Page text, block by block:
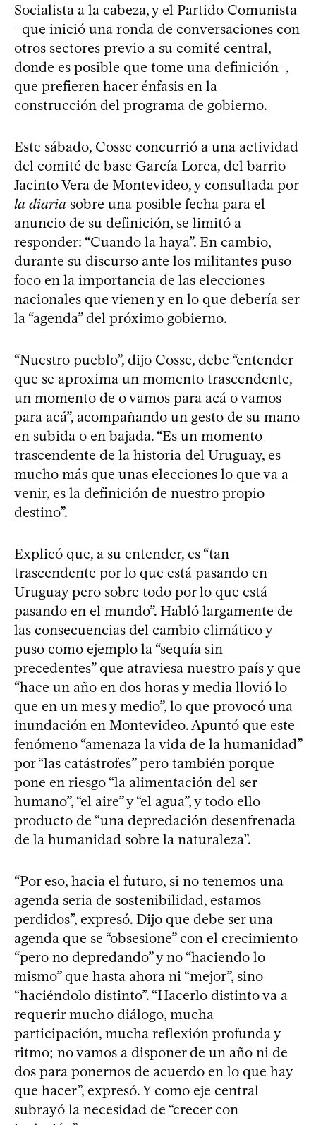
Socialista a la cabeza, y el Partido Comunista
–que inició una ronda de conversaciones con
otros sectores previo a su comité central,
donde es posible que tome una definición–,
que prefieren hacer énfasis en la
construcción del programa de gobierno.
Este sábado, Cosse concurrió a una actividad
del comité de base García Lorca, del barrio
Jacinto Vera de Montevideo, y consultada por
la diaria sobre una posible fecha para el
anuncio de su definición, se limitó a
responder: “Cuando la haya”. En cambio,
durante su discurso ante los militantes puso
foco en la importancia de las elecciones
nacionales que vienen y en lo que debería ser
la “agenda” del próximo gobierno.
“Nuestro pueblo”, dijo Cosse, debe “entender
que se aproxima un momento trascendente,
un momento de o vamos para acá o vamos
para acá”, acompañando un gesto de su mano
en subida o en bajada. “Es un momento
trascendente de la historia del Uruguay, es
mucho más que unas elecciones lo que va a
venir, es la definición de nuestro propio
destino”.
Explicó que, a su entender, es “tan
trascendente por lo que está pasando en
Uruguay pero sobre todo por lo que está
pasando en el mundo”. Habló largamente de
las consecuencias del cambio climático y
puso como ejemplo la “sequía sin
precedentes” que atraviesa nuestro país y que
“hace un año en dos horas y media llovió lo
que en un mes y medio”, lo que provocó una
inundación en Montevideo. Apuntó que este
fenómeno “amenaza la vida de la humanidad”
por “las catástrofes” pero también porque
pone en riesgo “la alimentación del ser
humano”, “el aire” y “el agua”, y todo ello
producto de “una depredación desenfrenada
de la humanidad sobre la naturaleza”.
“Por eso, hacia el futuro, si no tenemos una
agenda seria de sostenibilidad, estamos
perdidos”, expresó. Dijo que debe ser una
agenda que se “obsesione” con el crecimiento
“pero no depredando” y no “haciendo lo
mismo” que hasta ahora ni “mejor”, sino
“haciéndolo distinto”. “Hacerlo distinto va a
requerir mucho diálogo, mucha
participación, mucha reflexión profunda y
ritmo; no vamos a disponer de un año ni de
dos para ponernos de acuerdo en lo que hay
que hacer”, expresó. Y como eje central
subrayó la necesidad de “crecer con